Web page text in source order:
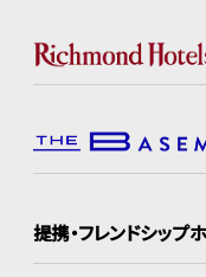
提携・フレンドシップ